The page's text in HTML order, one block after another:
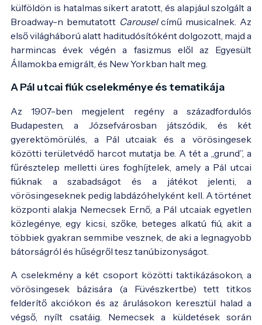
külföldön is hatalmas sikert aratott, és alapjául szolgált a
Broadway-n bemutatott Carouselcímű musicalnek. Az
első világháború alatt haditudósítóként dolgozott, majd a
harmincas évek végén a fasizmus elől az Egyesült
Államokba emigrált, és New Yorkban halt meg.
A Pál utcai fiúk cselekménye és tematikája
Az 1907-ben megjelent regény a századfordulós
Budapesten, a Józsefvárosban játszódik, és két
gyerektömörülés, a Pál utcaiak és a vörösingesek
közötti területvédő harcot mutatja be. A tét a „grund”, a
fűrésztelep melletti üres foghíjtelek, amely a Pál utcai
fiúknak a szabadságot és a játékot jelenti, a
vörösingeseknek pedig labdázóhelyként kell. A történet
központi alakja Nemecsek Ernő, a Pál utcaiak egyetlen
közlegénye, egy kicsi, szőke, beteges alkatú fiú, akit a
többiek gyakran semmibe vesznek, de aki a legnagyobb
bátorságról és hűségről tesz tanúbizonyságot.
A cselekmény a két csoport közötti taktikázásokon, a
vörösingesek bázisára (a Füvészkertbe) tett titkos
felderítő akciókon és az árulásokon keresztül halad a
végső, nyílt csatáig. Nemecsek a küldetések során